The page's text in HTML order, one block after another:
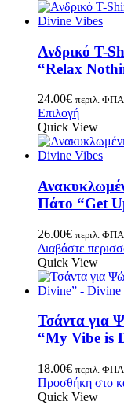
Ανδρικό T-
“Relax
24.00€ περιλ. ΦΠΑ
Επιλογή
Quick View
Πάτο “Get
26.00€ περιλ. ΦΠΑ
Διαβάστε
Quick View
Τσάντα για
“My Vibe is
18.00€ περιλ. ΦΠΑ
Προσθήκη στο
Quick View